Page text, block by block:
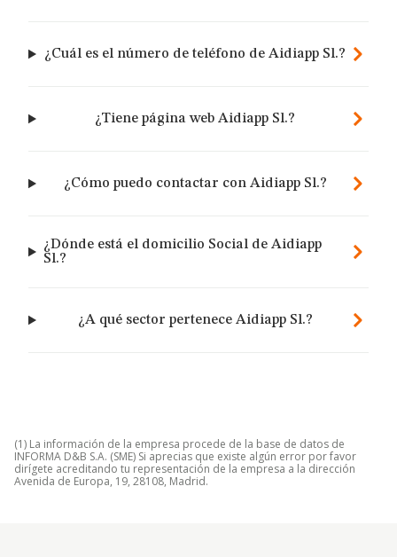
¿Cuál es el número de teléfono de Aidiapp Sl.?
¿Tiene página web Aidiapp Sl.?
¿Cómo puedo contactar con Aidiapp Sl.?
¿Dónde está el domicilio Social de Aidiapp
Sl.?
¿A qué sector pertenece Aidiapp Sl.?
(1) La información de la empresa procede de la base de datos de
INFORMA D&B S.A. (SME) Si aprecias que existe algún error por favor
dirígete acreditando tu representación de la empresa a la dirección
Avenida de Europa, 19, 28108, Madrid.